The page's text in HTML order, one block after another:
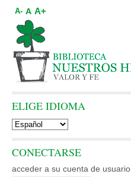
A- A A+
ELIGE IDIOMA
CONECTARSE
acceder a su cuenta de usuario